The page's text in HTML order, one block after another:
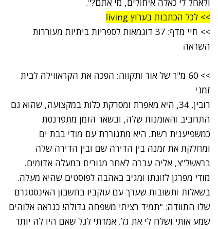
ולאחל לי כאלה איחולים, מי אתם?".
>> לכל הכתבות בערוץ living
>>
חיי מדף: 37 דוגמאות לספריות ביתיות מעוררות
השראה
>>
60 מ"ר של אור ותקווה: הפכה את הקראווילה לבית
זמני
רובין, 34, היא מאפרת ומסרקת כלות במקצועה, שהוא גם
התחביב והאומנות שלה, ובשאר הזמן מתפרנסת
כמשפיענית רשת. היא מתגוררת עם מודי בבת ים
ומחלקת את זמנה בין הדירה שם ובין הדירה שלה
בראשל"צ, אליה עברה לאחר מגורים במעלה אדומים.
מודי מפרגן לזוגתו ומגיב באהבה לפוסטים שהיא מעלה.
בשאלות ותשובות שערך עם עוקביו בחשבון האינסטגרם
שלו התוודה: "תמיד רציתי משפחה גדולה! כנראה אלוהים
שמע אותי ושלח לי את גל. אמרתי לגל שאם היו לה יותר